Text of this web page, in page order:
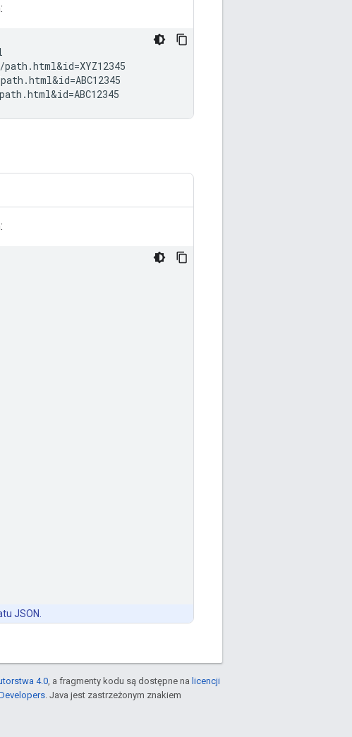
JSON.
4.0 , a fragmenty kodu są dostępne na licencji
. Java jest zastrzeżonym znakiem